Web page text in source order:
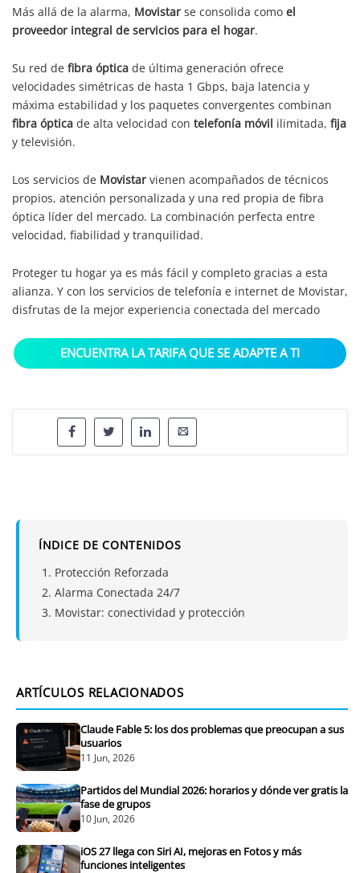
Más allá de la alarma, Movistar se consolida como el
proveedor integral de servicios para el hogar.
Su red de fibra óptica de última generación ofrece
velocidades simétricas de hasta 1 Gbps, baja latencia y
máxima estabilidad y los paquetes convergentes combinan
fibra óptica de alta velocidad con telefonía móvil ilimitada, fija
y televisión.
Los servicios de Movistar vienen acompañados de técnicos
propios, atención personalizada y una red propia de fibra
óptica líder del mercado. La combinación perfecta entre
velocidad, fiabilidad y tranquilidad.
Proteger tu hogar ya es más fácil y completo gracias a esta
alianza. Y con los servicios de telefonía e internet de Movistar,
disfrutas de la mejor experiencia conectada del mercado
ENCUENTRA LA TARIFA QUE SE ADAPTE A TI
ÍNDICE DE CONTENIDOS
Protección Reforzada
Alarma Conectada 24/7
Movistar: conectividad y protección
ARTÍCULOS RELACIONADOS
Claude Fable 5: los dos problemas que preocupan a sus
usuarios
11 Jun, 2026
Partidos del Mundial 2026: horarios y dónde ver gratis la
fase de grupos
10 Jun, 2026
iOS 27 llega con Siri AI, mejoras en Fotos y más
funciones inteligentes